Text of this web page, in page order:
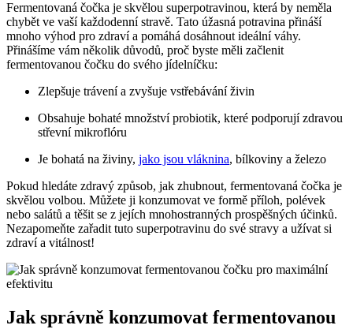
Fermentovaná čočka je skvělou superpotravinou, která by neměla
chybět ve vaší každodenní stravě. Tato úžasná potravina přináší
mnoho výhod pro zdraví a pomáhá dosáhnout ideální váhy.
Přinášíme vám několik důvodů, proč byste měli začlenit
fermentovanou čočku do svého jídelníčku:
Zlepšuje trávení a zvyšuje vstřebávání živin
Obsahuje bohaté množství probiotik, které podporují zdravou
střevní mikroflóru
Je bohatá na živiny, jako jsou vláknina, bílkoviny a železo
Pokud hledáte zdravý způsob, jak zhubnout, fermentovaná čočka je
skvělou volbou. Můžete ji konzumovat ve formě příloh, polévek
nebo salátů a těšit se z jejích mnohostranných prospěšných účinků.
Nezapomeňte zařadit tuto superpotravinu do své stravy a užívat si
zdraví a vitálnost!
Jak správně konzumovat fermentovanou